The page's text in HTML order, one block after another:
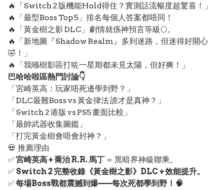
🔥「Switch 2 版機能Hold得住？實測話流暢度超驚喜！」
🔥「最型Boss Top 5」排名每個人答案都唔同！
🔥「黃金樹之影 DLC」劇情就係神預言等級🌕。
🔥「新地圖『Shadow Realm』多到迷路，但迷得好開心
🤣！」
🔥「我喺樹影區打咗一星期都未見太陽，但好爽！」
巴哈哈啦區熱門討論👇
「宮崎英高：玩家唔死邊學到野？」
「DLC最難Boss vs 黃金律法 誰才是真神？」
「Switch 2 港版 vs PS5 畫面比較」
「最帥武器收集圖鑑」
「打完黃金樹會唔會封神？」
💀 推薦理由
✅宮崎英高 + 喬治 R.R. 馬丁 ＝ 黑暗界神級聯乘。
✅ Switch 2 完整收錄《黃金樹之影》DLC + 效能提升。
✅每場Boss戰都震撼到爆——每次死都學到野！🧠